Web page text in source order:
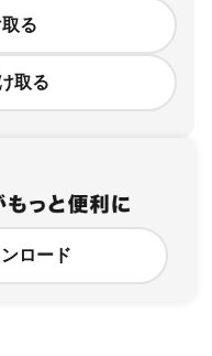
る
取る
ロード